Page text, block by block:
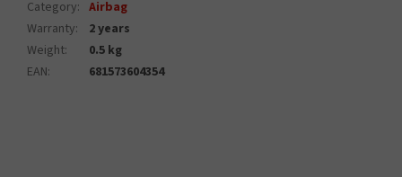
Category: Airbag
Warranty:
2 years
Weight:
0.5 kg
EAN: 681573604354